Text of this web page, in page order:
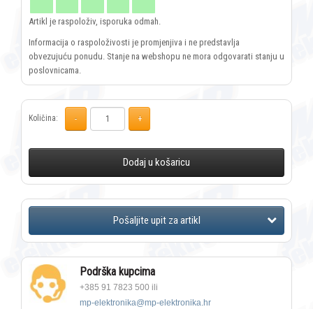
Artikl je raspoloživ, isporuka odmah.
Informacija o raspoloživosti je promjenjiva i ne predstavlja
obvezujuću ponudu. Stanje na webshopu ne mora odgovarati stanju u
poslovnicama.
Količina:
Dodaj u košaricu
Podrška kupcima
+385 91 7823 500 ili
mp-elektronika@mp-elektronika.hr